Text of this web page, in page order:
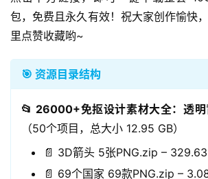
包，免费且永久有效！祝大家创作愉快
里点赞收藏哟~
🎯 资源目录结构
📂 26000+免抠设计素材大全：透明
（50个项目，总大小 12.95 GB）
📄 3D箭头 5张PNG.zip –
📄 69个国家 69款PNG.zip –